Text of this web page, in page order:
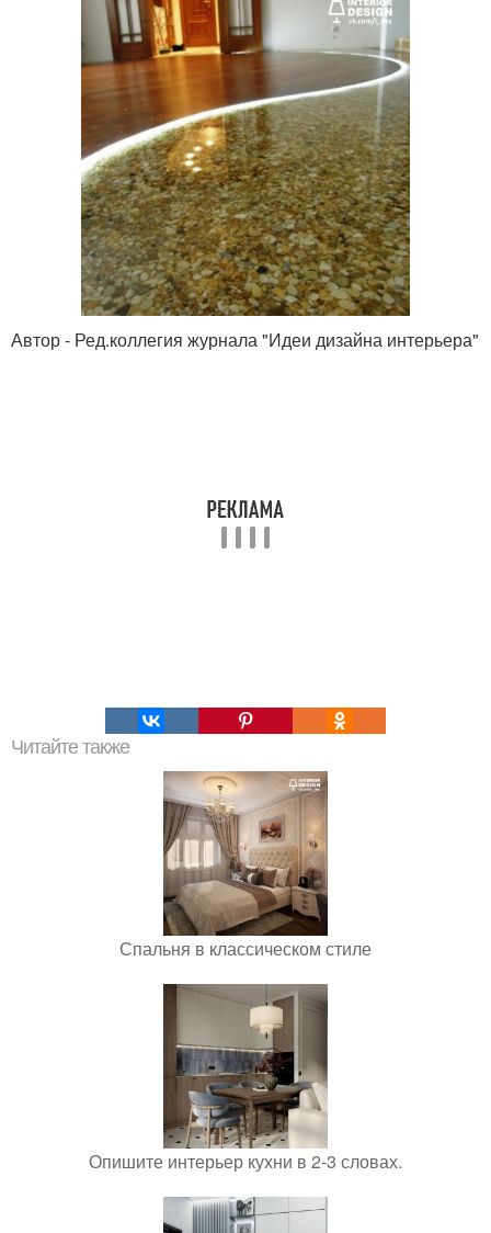
Автор - Ред.коллегия журнала "Идеи дизайна интерьера"
Читайте также
Спальня в классическом стиле
Опишите интерьер кухни в 2-3 словах.